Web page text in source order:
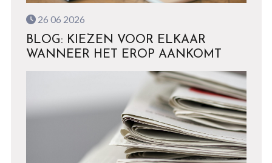
26 06 2026
BLOG: KIEZEN VOOR ELKAAR
WANNEER HET EROP AANKOMT